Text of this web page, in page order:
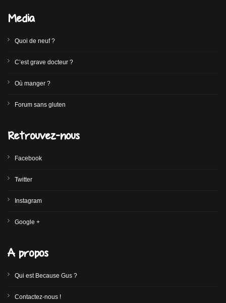
Media
Quoi de neuf ?
C’est grave docteur ?
Où manger ?
Forum sans gluten
Retrouvez-nous
Facebook
Twitter
Instagram
Google +
A propos
Qui est Because Gus ?
Contactez-nous !